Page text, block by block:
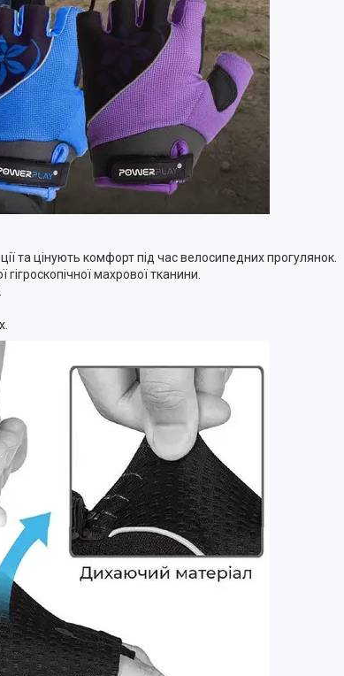
та цінують комфорт під час велосипедних прогулянок.
махрової тканини.